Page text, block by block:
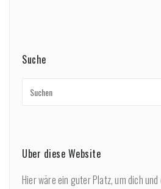
Suche
Über diese Website
Hier wäre ein guter Platz, um dich